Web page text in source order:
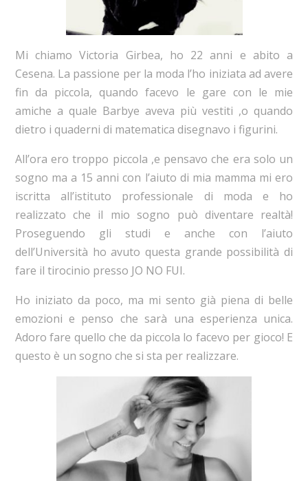
Mi chiamo Victoria Girbea, ho 22 anni e abito a
Cesena. La passione per la moda l’ho iniziata ad avere
fin da piccola, quando facevo le gare con le mie
amiche a quale Barbye aveva più vestiti ,o quando
dietro i quaderni di matematica disegnavo i figurini.
All’ora ero troppo piccola ,e pensavo che era solo un
sogno ma a 15 anni con l’aiuto di mia mamma mi ero
iscritta all’istituto professionale di moda e ho
realizzato che il mio sogno può diventare realtà!
Proseguendo gli studi e anche con l’aiuto
dell’Università ho avuto questa grande possibilità di
fare il tirocinio presso JO NO FUI.
Ho iniziato da poco, ma mi sento già piena di belle
emozioni e penso che sarà una esperienza unica.
Adoro fare quello che da piccola lo facevo per gioco! E
questo è un sogno che si sta per realizzare.